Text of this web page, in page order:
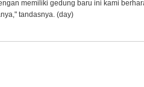
memiliki gedung baru ini kami
tandasnya. (day)